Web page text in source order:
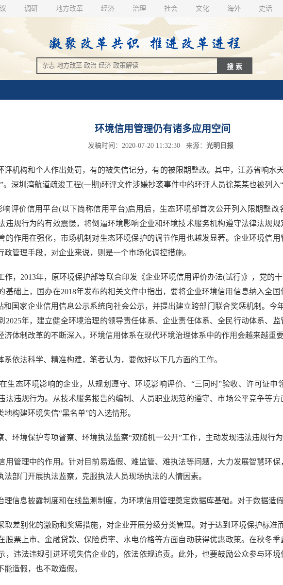
调研 地方改革 经济 治理 社会 文化 海外 史话
环境信用管理仍有诸多应用空间
发稿时间：2020-07-20 11:32:30 来源： 光明日报
构和个人作出处罚，有的被失信记分，有的被限期整改。其中，江苏省响水天
深圳湾航道疏浚工程(一期)环评文件涉嫌抄袭事件中的环评人员徐某某也被列入“
评价信用平台(以下简称信用平台)启用后，生态环境部首次公开列入限期整改
违规行为的有效震慑，将倒逼环境影响企业和环境技术服务机构遵守法律法规
的作用在强化，市场机制对生态环境保护的调节作用也越发显著。企业环境信
管理手段，对企业来说，则是一个市场化调控措施。
2013年，原环境保护部等联合印发《企业环境信用评价办法(试行)》，党的十
基础上，国办在2018年发布的相关文件中指出，要将企业环境信用信息纳入全
和国家企业信用信息公示系统向社会公示，并提出建立跨部门联合奖惩机制。今
2025年，建立健全环境治理的领导责任体系、企业责任体系、全民行动体系、
体制改革的不断深入，环境信用体系在现代环境治理体系中的作用会越来越重要
法科学、精准构建，笔者认为，要做好以下几方面的工作。
态环境影响的企业，从规划遵守、环境影响评价、“三同时”验收、许可证申
法违规行为。从技术服务报告的编制、人员职业规范的遵守、市场公平竞争等
构建环境失信“黑名单”的入选情形。
境保护专项督察、环境执法监察“双随机一公开”工作，主动发现违法违规行为
管理中的作用。针对目前易造假、难监管、难执法等问题，大力发展智慧环保
部门开展执法监察，克服执法人员现场执法的人情因素。
息披露制度和在线监测制度，为环境信用管理奠定数据库基础。对于数据造假
别化的激励和奖惩措施，对企业开展分级分类管理。对于达到环境保护标准
股票上市、金融贷款、保险费率、水电价格等方面自动获得优惠政策。在秋冬
，违法违规引进环境失信企业的，依法依规追责。此外，也要鼓励公众参与环
造假，也不敢造假。